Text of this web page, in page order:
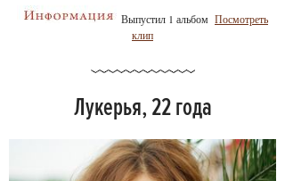
Выпустил 1 альбом Посмотреть
клип
Лукерья, 22 года